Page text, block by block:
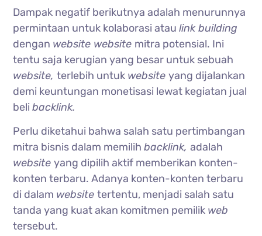
Dampak negatif berikutnya adalah menurunnya
permintaan untuk kolaborasi ataulink building
dengan website website mitra potensial. Ini
tentu saja kerugian yang besar untuk sebuah
website,terlebih untuk websiteyang dijalankan
demi keuntungan monetisasi lewat kegiatan jual
belibacklink.
Perlu diketahui bahwa salah satu pertimbangan
mitra bisnis dalam memilihbacklink,adalah
websiteyang dipilih aktif memberikan konten-
konten terbaru. Adanya konten-konten terbaru
di dalam websitetertentu, menjadi salah satu
tanda yang kuat akan komitmen pemilik web
tersebut.